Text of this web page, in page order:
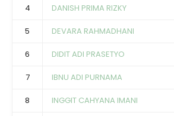
4 DANISH PRIMA RIZKY
5 DEVARA RAHMADHANI
6 DIDIT ADI PRASETYO
7 IBNU ADI PURNAMA
8 INGGIT CAHYANA IMANI